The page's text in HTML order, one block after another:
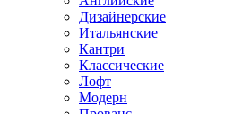
Дизайнерские
Итальянские
Кантри
Классические
Лофт
Модерн